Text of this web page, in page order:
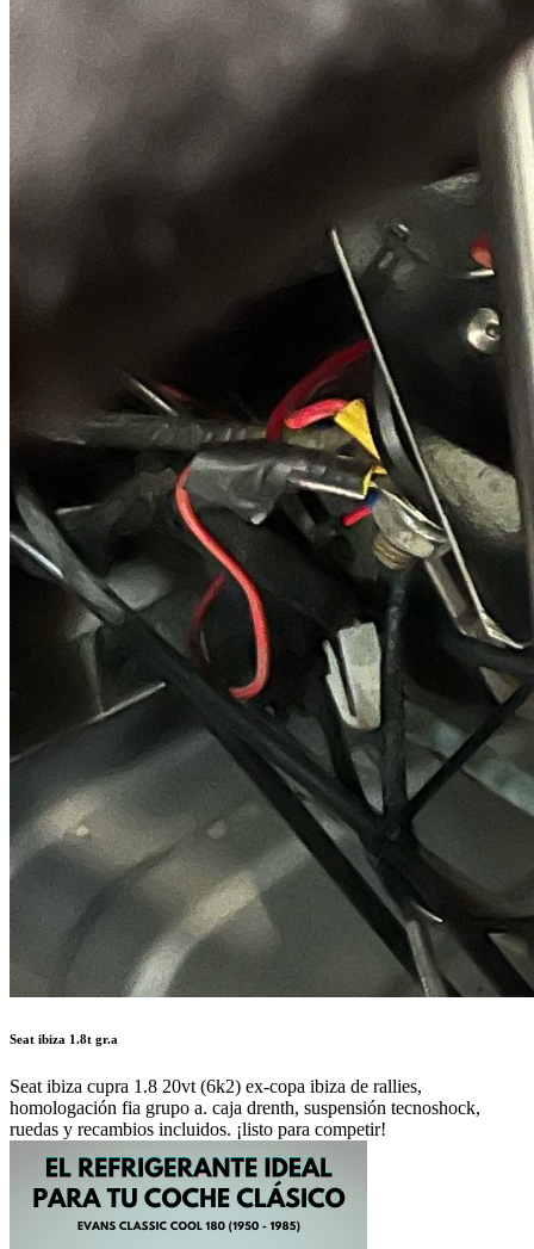
Seat ibiza 1.8t gr.a
Seat ibiza cupra 1.8 20vt (6k2) ex-copa ibiza de rallies,
homologación fia grupo a. caja drenth, suspensión tecnoshock,
ruedas y recambios incluidos. ¡listo para competir!